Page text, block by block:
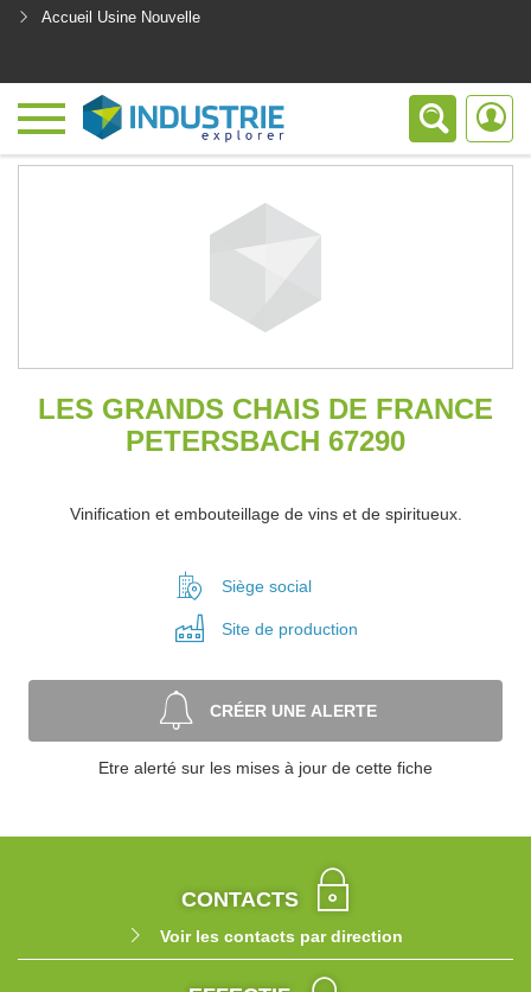
Accueil Usine Nouvelle
LES GRANDS CHAIS DE FRANCE
PETERSBACH 67290
Vinification et embouteillage de vins et de spiritueux.
Siège social
Site de production
CRÉER UNE ALERTE
Etre alerté sur les mises à jour de cette fiche
CONTACTS
Voir les contacts par direction